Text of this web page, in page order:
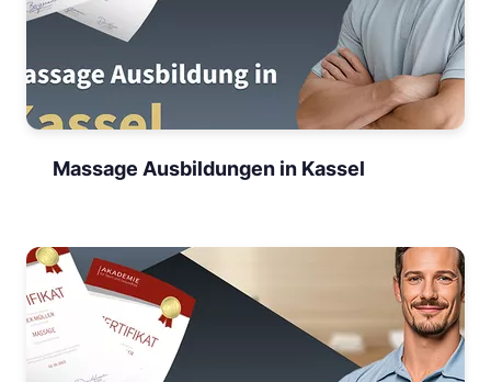
Massage Ausbildungen in Kassel